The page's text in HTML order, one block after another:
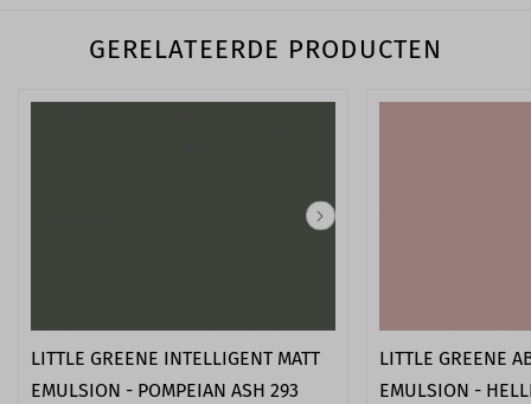
GERELATEERDE PRODUCTEN
LITTLE GREENE INTELLIGENT MATT
EMULSION - POMPEIAN ASH 293
LITTLE GREENE
EMULSION -